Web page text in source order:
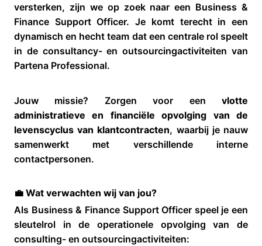
versterken, zijn we op zoek naar een Business &
Finance Support Officer. Je komt terecht in een
dynamisch en hecht team dat een centrale rol speelt
in de consultancy- en outsourcingactiviteiten van
Partena Professional.
Jouw missie? Zorgen voor een vlotte
administratieve en financiële opvolging van de
levenscyclus van klantcontracten, waarbij je nauw
samenwerkt met verschillende interne
contactpersonen.
💼 Wat verwachten wij van jou?
Als Business & Finance Support Officer speel je een
sleutelrol in de operationele opvolging van de
consulting- en outsourcingactiviteiten: